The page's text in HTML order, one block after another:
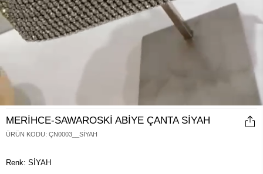
MERİHCE-SAWAROSKİ ABİYE ÇANTA SİYAH
ÜRÜN KODU: ÇN0003__SİYAH
Renk: SİYAH